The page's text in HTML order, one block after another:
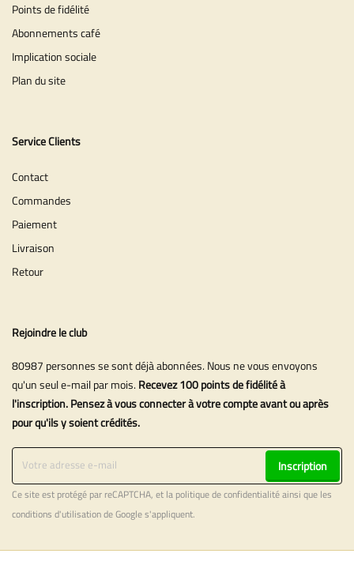
Points de fidélité
Abonnements café
Implication sociale
Plan du site
Service Clients
Contact
Commandes
Paiement
Livraison
Retour
Rejoindre le club
80987 personnes se sont déjà abonnées. Nous ne vous envoyons
qu'un seul e-mail par mois. Recevez 100 points de fidélité à
l'inscription. Pensez à vous connecter à votre compte avant ou après
pour qu'ils y soient crédités.
Inscription
Ce site est protégé par reCAPTCHA, et la politique de confidentialitéainsi que les
conditions d'utilisationde Google s'appliquent.